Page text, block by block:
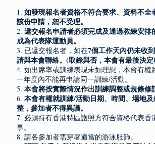
1. 如發現報名者資格不符合要求、資料不全
該份申請，恕不受理。
2. 遞交報名申請者必須完成及通過教練安排
成為代表隊運動員。
3. 已遞交報名者，如在7個工作天內仍未收
請與本會聯絡。 (取錄與否，本會有最後決
4. 如出席率或訓練表現未如理想，本會有權
一年度內不能再申請同一訓練/活動。
5. 本會將按實際情況作出訓練調整或規條修
6. 本會有權就訓練/活動日期、時間、場地
整，參加者不得異議。
7. 必須持有香港特區護照方符合資格代表香
事。
8. 請各參加者需穿著適當的游泳服飾。